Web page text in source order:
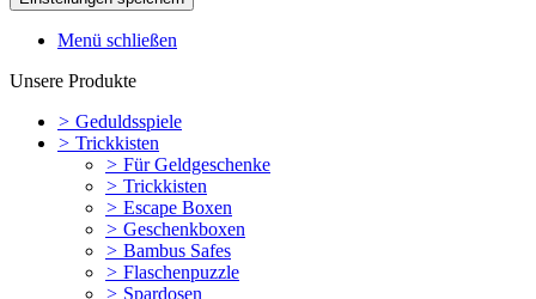
Menü schließen
Unsere Produkte
> Geduldsspiele
> Trickkisten
> Für Geldgeschenke
> Trickkisten
> Escape Boxen
> Geschenkboxen
> Bambus Safes
> Flaschenpuzzle
> Spardosen